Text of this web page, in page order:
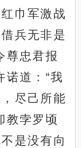
巾军激战
兵无非是
尊忠君报
诺道：“我
尽己所能
教孛罗顷
是没有向